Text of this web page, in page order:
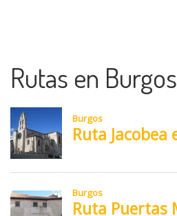
Rutas en Burgos